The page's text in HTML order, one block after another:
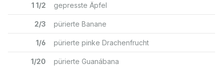
1 1/2 gepresste Äpfel
2/3 pürierte Banane
1/6 pürierte pinke Drachenfrucht
1/20 pürierte Guanábana